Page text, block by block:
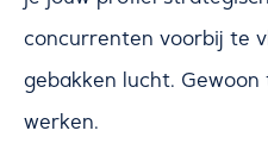
concurrenten voorbij te
gebakken lucht.
werken.